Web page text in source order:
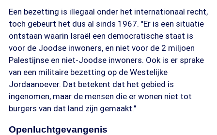
Een bezetting is illegaal onder het internationaal recht,
toch gebeurt het dus al sinds 1967. "Er is een situatie
ontstaan waarin Israël een democratische staat is
voor de Joodse inwoners, en niet voor de 2 miljoen
Palestijnse en niet-Joodse inwoners. Ook is er sprake
van een militaire bezetting op de Westelijke
Jordaanoever. Dat betekent dat het gebied is
ingenomen, maar de mensen die er wonen niet tot
burgers van dat land zijn gemaakt."
Openluchtgevangenis